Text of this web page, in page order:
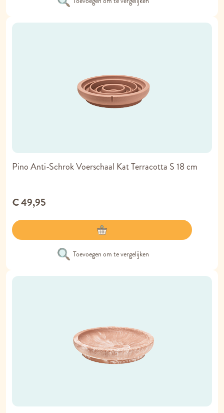
Pino Anti-Schrok Voerschaal Kat Terracotta S 18 cm
€ 49,95
Toevoegen om te vergelijken